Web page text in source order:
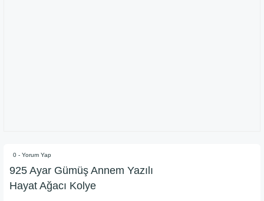
0 - Yorum Yap
925 Ayar Gümüş Annem Yazılı
Hayat Ağacı Kolye